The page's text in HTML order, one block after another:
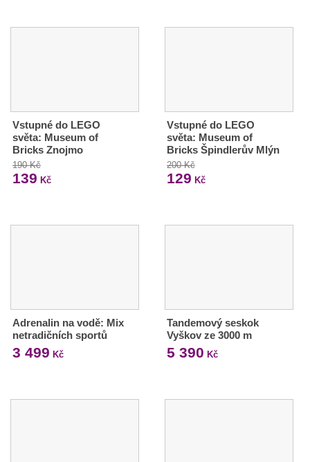
Vstupné do LEGO
světa: Museum of
Bricks Znojmo
190 Kč
139 Kč
Vstupné do LEGO
světa: Museum of
Bricks Špindlerův Mlýn
200 Kč
129 Kč
Adrenalin na vodě: Mix
netradičních sportů
3 499 Kč
Tandemový seskok
Vyškov ze 3000 m
5 390 Kč